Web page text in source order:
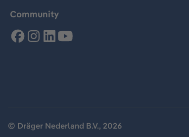
Community
© Dräger Nederland B.V., 2026